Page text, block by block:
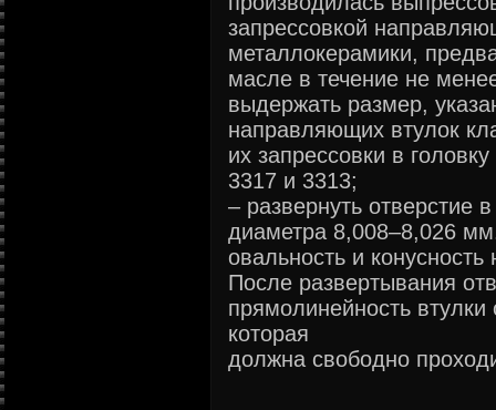
запрессовкой
металлокерамики,
масле в течение не
выдержать размер,
направляющих втулок
их запрессовки в
3317 и 3313;
– развернуть отверстие
диаметра 8,008–8,026
овальность и
После развертывания
прямолинейность
которая
должна свободно